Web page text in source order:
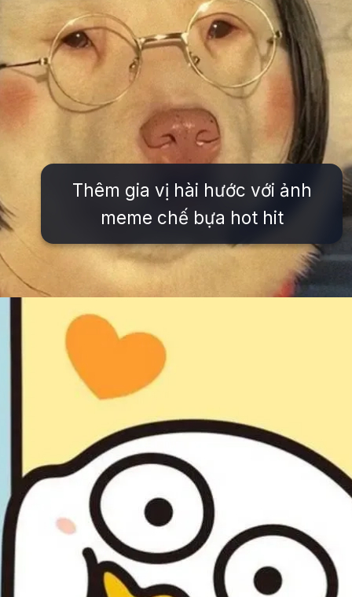
Thêm gia vị hài hước với ảnh
meme chế bựa hot hit
Đang mởhttps://issiloo.edu.vn/avatar-meme